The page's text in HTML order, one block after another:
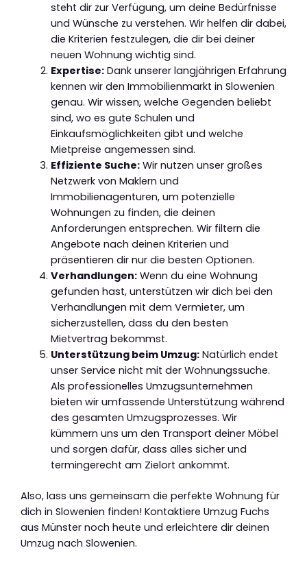
steht dir zur Verfügung, um deine Bedürfnisse
und Wünsche zu verstehen. Wir helfen dir dabei,
die Kriterien festzulegen, die dir bei deiner
neuen Wohnung wichtig sind.
Expertise:Dank unserer langjährigen Erfahrung
kennen wir den Immobilienmarkt in Slowenien
genau. Wir wissen, welche Gegenden beliebt
sind, wo es gute Schulen und
Einkaufsmöglichkeiten gibt und welche
Mietpreise angemessen sind.
Effiziente Suche:Wir nutzen unser großes
Netzwerk von Maklern und
Immobilienagenturen, um potenzielle
Wohnungen zu finden, die deinen
Anforderungen entsprechen. Wir filtern die
Angebote nach deinen Kriterien und
präsentieren dir nur die besten Optionen.
Verhandlungen:Wenn du eine Wohnung
gefunden hast, unterstützen wir dich bei den
Verhandlungen mit dem Vermieter, um
sicherzustellen, dass du den besten
Mietvertrag bekommst.
Unterstützung beim Umzug:Natürlich endet
unser Service nicht mit der Wohnungssuche.
Als professionelles Umzugsunternehmen
bieten wir umfassende Unterstützung während
des gesamten Umzugsprozesses. Wir
kümmern uns um den Transport deiner Möbel
und sorgen dafür, dass alles sicher und
termingerecht am Zielort ankommt.
Also, lass uns gemeinsam die perfekte Wohnung für
dich in Slowenien finden! Kontaktiere Umzug Fuchs
aus Münster noch heute und erleichtere dir deinen
Umzug nach Slowenien.